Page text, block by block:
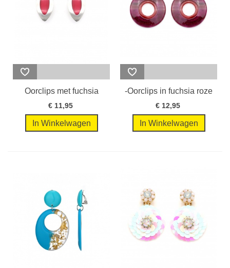
Oorclips met fuchsia
roze ovale...
€ 11,95
In Winkelwagen
-Oorclips in fuchsia roze
met...
€ 12,95
In Winkelwagen